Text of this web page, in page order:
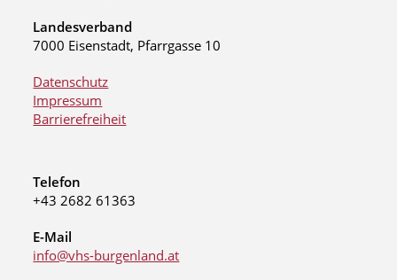
Landesverband
7000 Eisenstadt, Pfarrgasse 10
Datenschutz
Impressum
Barrierefreiheit
Telefon
+43 2682 61363
E-Mail
info@vhs-burgenland.at